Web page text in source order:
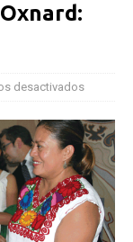
desactivados